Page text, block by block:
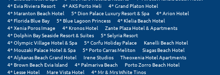
Π
Πάλαιρος
Παξοί
4* Evia Riviera Resort
4* AKS Porto Heli
4* Grand Platon Hotel
4* Maranton Beach Hotel
5* Dion Palace Luxury Resort & Spa
4* Arion Hotel
4* Florida Blue Bay
5* Blue Lagoon Princess
4* Klelia Beach Hotel
4* Xenia Poros Image
4* Kronos Hotel
Zante Plaza Hotel & Apartments
4* Dolphin Bay Seaside Resort & Suites
5* Selyria Resort
4* Olympic Village Hotel & Spa
5* Corfu Holiday Palace
Kanelli Beach Hotel
4* Mouzaki Palace Hotel & Spa
5* Porto Carras Meliton
Siagas Beach Hotel
4* Alykanas Beach Grand Hotel
Irene Studios
Theoxenia Hotel Apartments
4* Brown Beach Evia Island
4* Palmariva Beach
Porto Zorro Beach Hotel
4* Lesse Hotel
Mare Vista Hotel
4* Mr & Mrs White Tinos